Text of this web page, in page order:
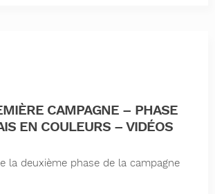
CAMPAGNE – PHASE
EN COULEURS – VIDÉOS
la deuxième phase de la campagne